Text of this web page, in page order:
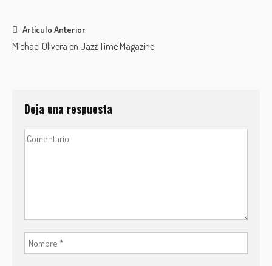
Post
navigation
Artículo Anterior
Michael Olivera en Jazz Time Magazine
Deja una respuesta